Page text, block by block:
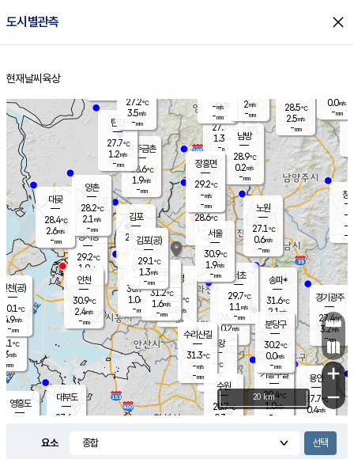
도시별관측 close
홈
현재날씨 육상
의도
℃
m/s
mm
영흥도
양주
27.7℃
1.3
-mm
과천
26.7℃
0.2m/s
- mm
용인
27.7℃
0.4m/s
경기광주
27.4℃
3.2m/s
-mm
대부도
27.6
경서동
29.2℃
1.9m/s
-mm
파주금촌
28.6℃
1.9m/s
-mm
28.5℃
2.5m/s
-mm
대곶
28.4℃
2.6m/s
-mm
창
-
-m/
-
탄현
27.7℃
1.2m/s
-mm
0.0m/s
-mm
의왕
- ℃
m/s
mm
김포
29.7℃
-m/s
mm
광명
32.7 ℃
0.8 m/s
-mm
부천
30.9℃
1.0m/s
-mm
양촌
28.2℃
2.1 m/s
-mm
구로
31.2℃
1.6m/s
-mm
은평
28.6℃
1.7 m/s
- mm
노원
27.1℃
0.6m/s
-mm
송파*
31.6℃
2.1 m/s
-mm
서초
29.7℃
1.1 m/s
-mm
남방
28.9℃
0.2m/s
-mm
기흥구갈
29.4℃
1.0m/s
-
수리산길
31.3℃
-m/s
-mm
분당구
30.2℃
0.0m/s
-mm
장흥면
29.2℃
-m/s
-mm
-m/s
-mm
인천(공)
30.1℃
4.9m/s
-mm
김포(공)
29.1℃
1.3m/s
-mm
수원
28.7℃
0.3 m/s
인천
30.9℃
2.4m/s
-mm
서울
30.9℃
1.9m/s
-mm
27.2℃
3.5m/s
-mm
2m/s
-mm
+
−
20 km
요소